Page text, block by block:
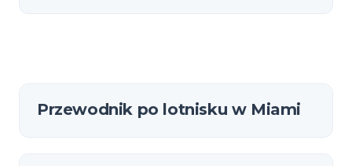
Przewodnik po lotnisku w Miami